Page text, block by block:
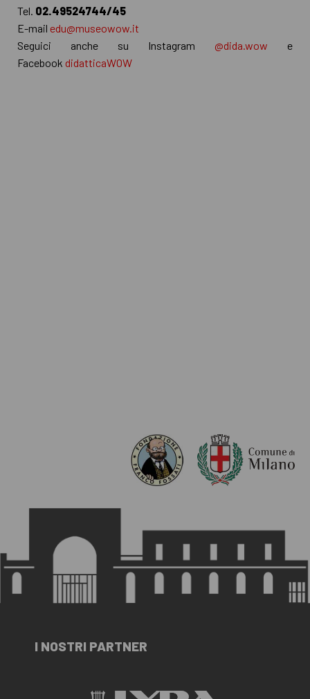
Tel. 02.49524744/45
E-mail edu@museowow.it
Seguici anche su Instagram @dida.wow e
Facebook didatticaWOW
I NOSTRI PARTNER